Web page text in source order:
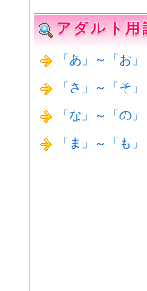
アダルト用
「あ」～「お」
「さ」～「そ」
「な」～「の」
「ま」～「も」